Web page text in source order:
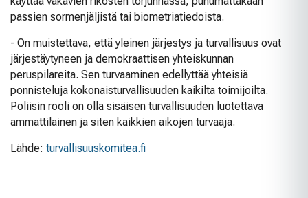
passien sormenjäljistä tai biometriatiedoista.
- On muistettava, että yleinen järjestys ja turvallisuus ovat
järjestäytyneen ja demokraattisen yhteiskunnan
peruspilareita. Sen turvaaminen edellyttää yhteisiä
ponnisteluja kokonaisturvallisuuden kaikilta toimijoilta.
Poliisin rooli on olla sisäisen turvallisuuden luotettava
ammattilainen ja siten kaikkien aikojen turvaaja.
Lähde: turvallisuuskomitea.fi